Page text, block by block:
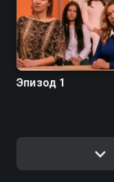
Эпизод 1